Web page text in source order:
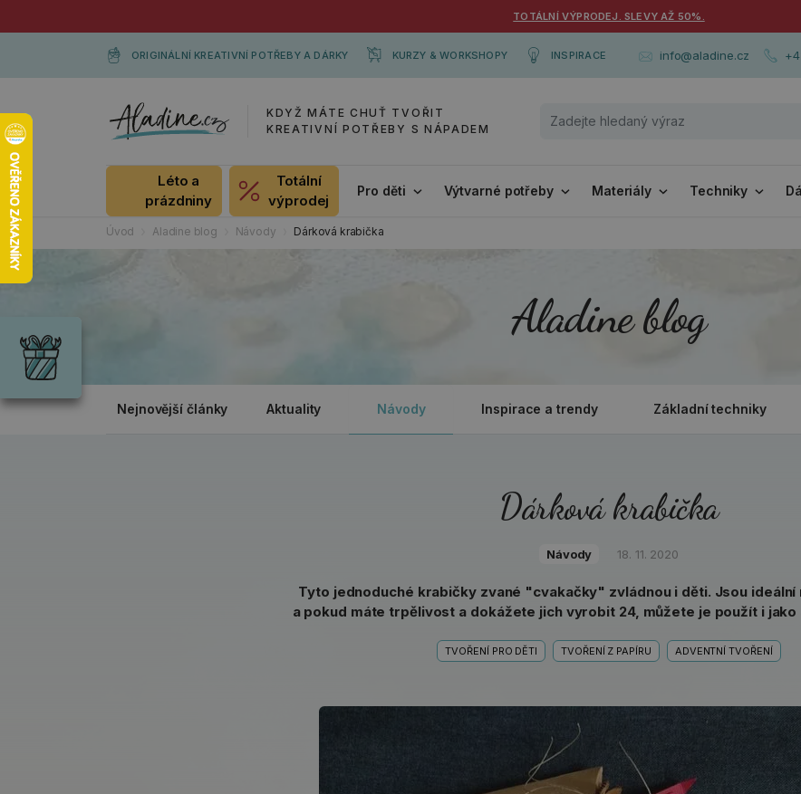
TOTÁLNÍ VÝPRODEJ. SLEVY AŽ 50%.
ORIGINÁLNÍ KREATIVNÍ POTŘEBY A DÁRKY KURZY & WORKSHOPY INSPIRACE info@aladine.cz
KDYŽ MÁTE CHUŤ TVOŘIT
KREATIVNÍ POTŘEBY S NÁPADEM
Léto a
prázdniny
Totální
výprodej
Pro děti Výtvarné potřeby Materiály Techniky
Úvod Aladine blog Návody Dárková krabička
Aladine blog
Nejnovější články Aktuality Návody Inspirace a trendy Základní techniky
Dárková krabička
Návody 18. 11. 2020
Tyto jednoduché krabičky zvané "cvakačky" zvládnou i děti. Jsou ideální
a pokud máte trpělivost a dokážete jich vyrobit 24, můžete je použít i jako
TVOŘENÍ PRO DĚTI TVOŘENÍ Z PAPÍRU ADVENTNÍ TVOŘENÍ
každou
příležitost